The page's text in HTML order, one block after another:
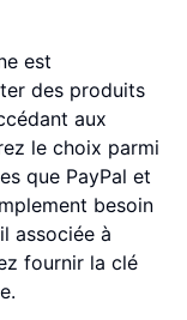
est
des produits
aux
le choix parmi
que PayPal et
besoin
associée à
fournir la clé